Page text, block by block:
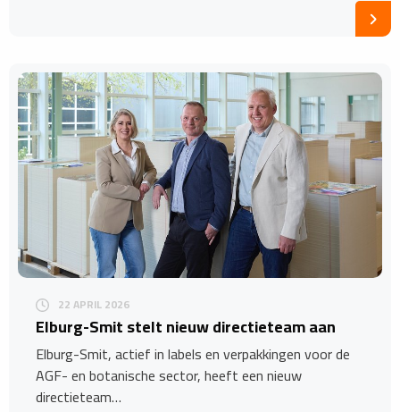
22 APRIL 2026
​Elburg-Smit stelt nieuw directieteam aan
Elburg-Smit, actief in labels en verpakkingen voor de
AGF- en botanische sector, heeft een nieuw
directieteam…